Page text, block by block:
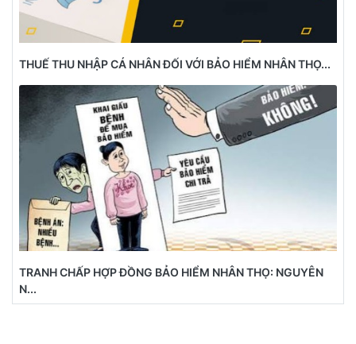
THUẾ THU NHẬP CÁ NHÂN ĐỐI VỚI BẢO HIỂM NHÂN THỌ...
TRANH CHẤP HỢP ĐỒNG BẢO HIỂM NHÂN THỌ: NGUYÊN
N...